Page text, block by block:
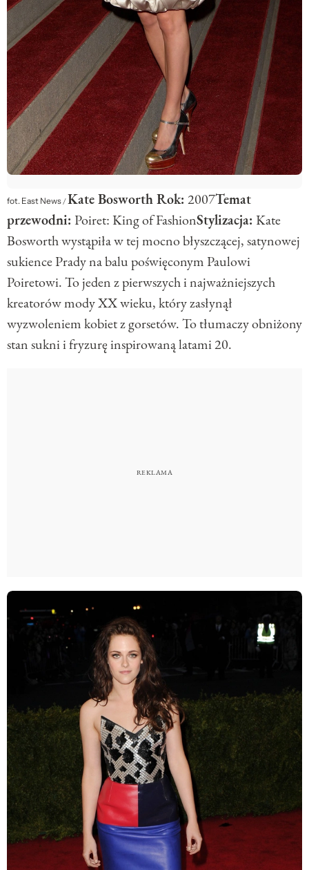
fot. East News/Kate BosworthRok: 2007Temat
przewodni: Poiret: King of FashionStylizacja: Kate
Bosworth wystąpiła w tej mocno błyszczącej, satynowej
sukience Prady na balu poświęconym Paulowi
Poiretowi. To jeden z pierwszych i najważniejszych
kreatorów mody XX wieku, który zasłynął
wyzwoleniem kobiet z gorsetów. To tłumaczy obniżony
stan sukni i fryzurę inspirowaną latami 20.